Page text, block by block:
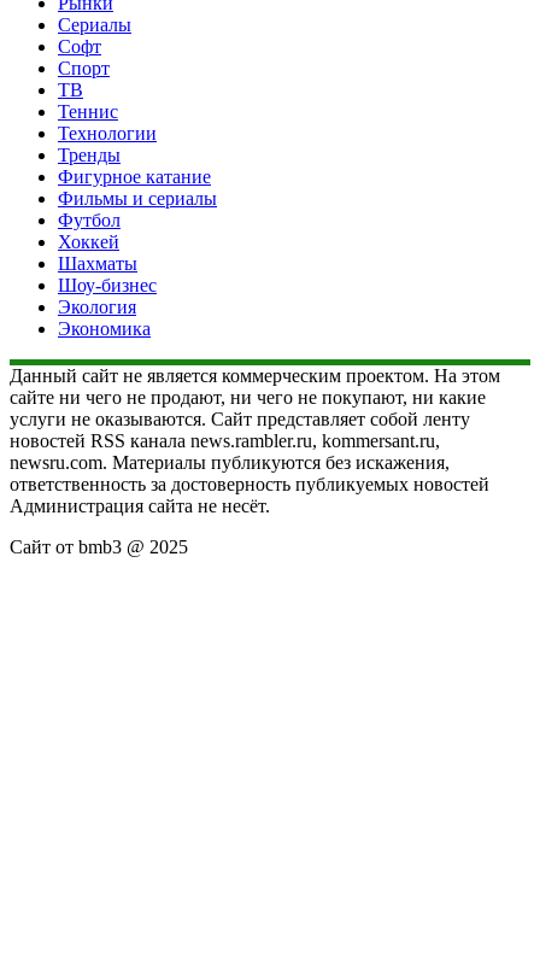
Сериалы
Софт
Спорт
ТВ
Теннис
Технологии
Тренды
Фигурное катание
Фильмы и сериалы
Футбол
Хоккей
Шахматы
Шоу-бизнес
Экология
Экономика
Данный сайт не является коммерческим проектом. На этом
сайте ни чего не продают, ни чего не покупают, ни какие
услуги не оказываются. Сайт представляет собой ленту
новостей RSS канала news.rambler.ru, kommersant.ru,
newsru.com. Материалы публикуются без искажения,
ответственность за достоверность публикуемых новостей
Администрация сайта не несёт.
Сайт от bmb3 @ 2025